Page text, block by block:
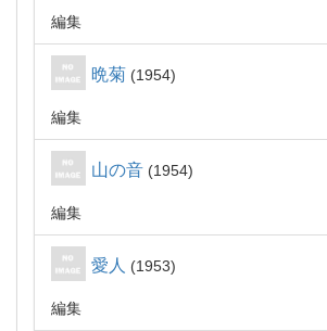
編集
晩菊 1954
編集
山の音 1954
編集
愛人 1953
編集